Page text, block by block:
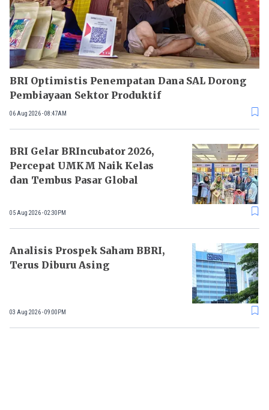
BRI Optimistis Penempatan Dana SAL Dorong
Pembiayaan Sektor Produktif
06 Aug 2026 - 08:47AM
BRI Gelar BRIncubator 2026,
Percepat UMKM Naik Kelas
dan Tembus Pasar Global
05 Aug 2026 - 02:30PM
Analisis Prospek Saham BBRI,
Terus Diburu Asing
03 Aug 2026 - 09:00PM